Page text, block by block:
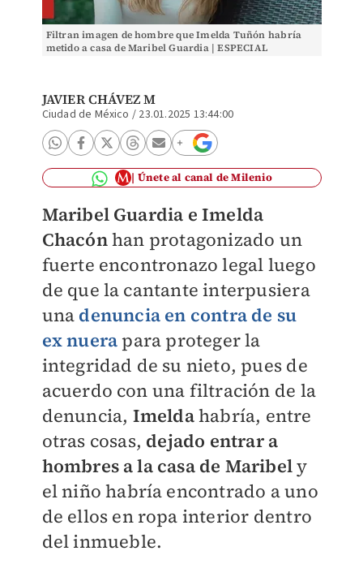
Filtran imagen de hombre que Imelda Tuñón habría
metido a casa de Maribel Guardia | ESPECIAL
JAVIER CHÁVEZ M
Ciudad de México / 23.01.2025 13:44:00
Únete al canal de Milenio
Maribel Guardia e Imelda
Chacónhan protagonizado un
fuerte encontronazo legal luego
de que la cantante interpusiera
una denuncia en contra de su
ex nuera para proteger la
integridad de su nieto, pues de
acuerdo con una filtración de la
denuncia, Imeldahabría, entre
otras cosas, dejado entrar a
hombres a la casa de Maribely
el niño habría encontrado a uno
de ellos en ropa interior dentro
del inmueble.